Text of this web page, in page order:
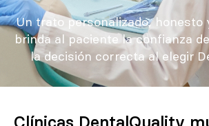
Un trato personalizado,
brinda al paciente la confianza
la decisión correcta al elegir